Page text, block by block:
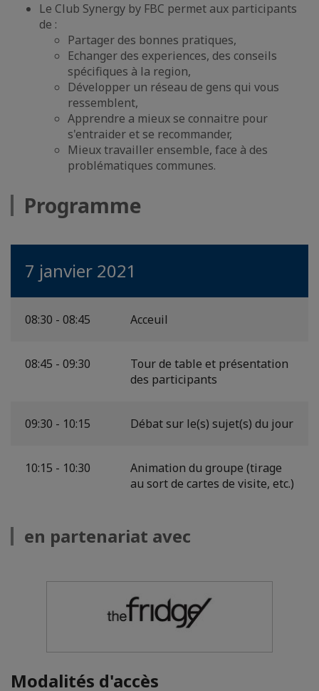
Le Club Synergy by FBC permet aux participants
de :
Partager des bonnes pratiques,
Echanger des experiences, des conseils
spécifiques à la region,
Développer un réseau de gens qui vous
ressemblent,
Apprendre a mieux se connaitre pour
s'entraider et se recommander,
Mieux travailler ensemble, face à des
problématiques communes.
Programme
7 janvier 2021
08:30 - 08:45 Acceuil
08:45 - 09:30
Tour de table et présentation
des participants
09:30 - 10:15 Débat sur le(s) sujet(s) du jour
10:15 - 10:30
Animation du groupe (tirage
au sort de cartes de visite, etc.)
en partenariat avec
Modalités d'accès